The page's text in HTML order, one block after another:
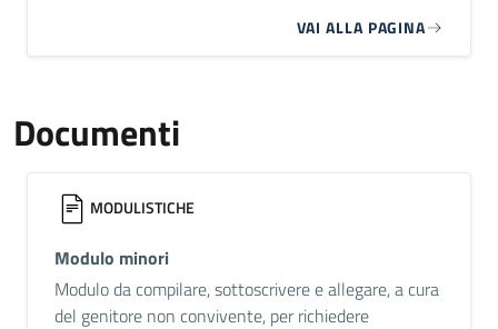
VAI ALLA PAGINA
Documenti
MODULISTICHE
Modulo minori
Modulo da compilare, sottoscrivere e allegare, a cura
del genitore non convivente, per richiedere